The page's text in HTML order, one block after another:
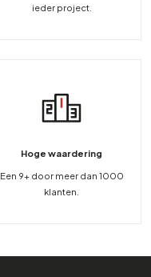
ieder project.
Hoge waardering
Een 9+ door meer dan 1000
klanten.